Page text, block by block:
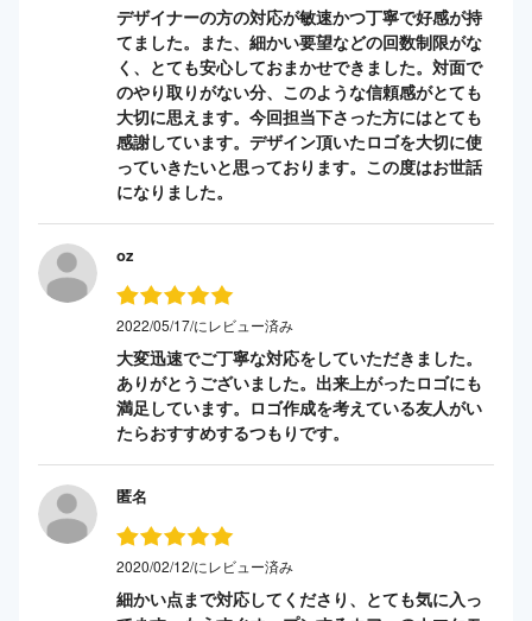
デザイナーの方の対応が敏速かつ丁寧で好感が持
てました。また、細かい要望などの回数制限がな
く、とても安心しておまかせできました。対面で
のやり取りがない分、このような信頼感がとても
大切に思えます。今回担当下さった方にはとても
感謝しています。デザイン頂いたロゴを大切に使
っていきたいと思っております。この度はお世話
になりました。
oz
2022/05/17/にレビュー済み
大変迅速でご丁寧な対応をしていただきました。
ありがとうございました。出来上がったロゴにも
満足しています。ロゴ作成を考えている友人がい
たらおすすめするつもりです。
匿名
2020/02/12/にレビュー済み
細かい点まで対応してくださり、とても気に入っ